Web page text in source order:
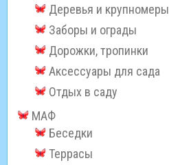
Деревья и крупномеры
Заборы и ограды
Дорожки, тропинки
Аксессуары для сада
Отдых в саду
МАФ
Беседки
Террасы